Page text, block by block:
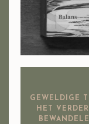
GEWELDIGE
HET